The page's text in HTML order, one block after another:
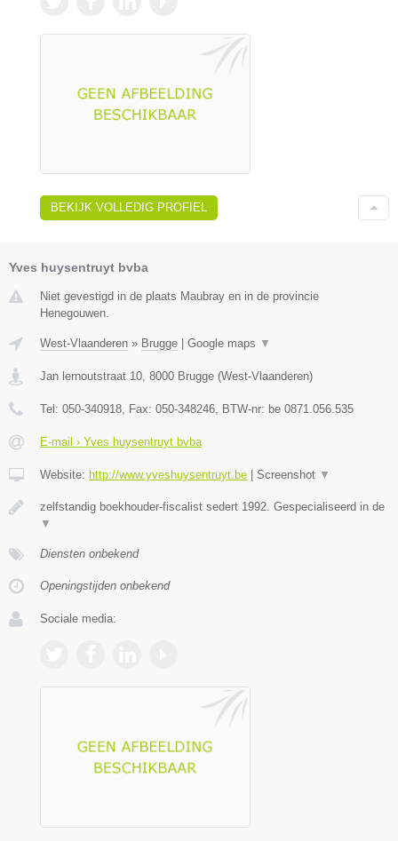
BEKIJK VOLLEDIG PROFIEL
Yves huysentruyt bvba
Niet gevestigd in de plaats Maubray en in de provincie
Henegouwen.
West-Vlaanderen » Brugge Google maps ▼
Jan lernoutstraat 10, 8000 Brugge (West-Vlaanderen)
Tel: 050-340918, Fax: 050-348246, BTW-nr: be 0871.056.535
E-mail › Yves huysentruyt bvba
Website: http://www.yveshuysentruyt.be Screenshot ▼
zelfstandig boekhouder-fiscalist sedert 1992. Gespecialiseerd in de
▼
Diensten onbekend
Openingstijden onbekend
Sociale media: